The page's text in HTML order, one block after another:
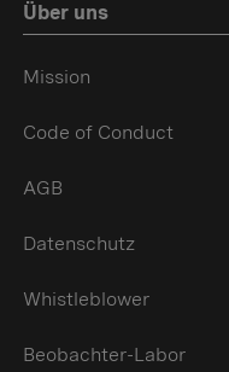
Über uns
Mission
Code of Conduct
AGB
Datenschutz
Whistleblower
Beobachter-Labor